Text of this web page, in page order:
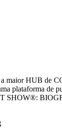
maior HUB de
plataforma de
SHOW®: